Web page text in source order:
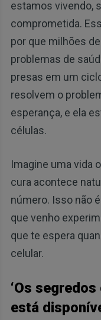
estamos vivendo,
comprometida.
por que milhões
problemas de
presas em um
resolvem o
esperança, e ela
células.
Imagine uma vida
cura acontece
número. Isso não
que venho
que te espera
celular.
‘Os
está